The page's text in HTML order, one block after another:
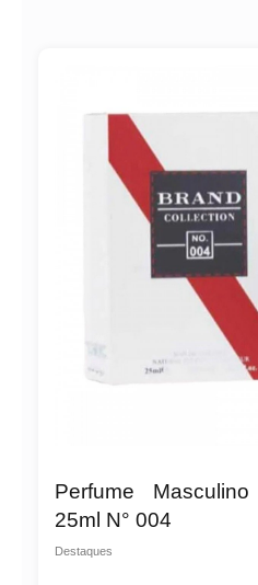
Perfume
25ml N° 004
Destaques